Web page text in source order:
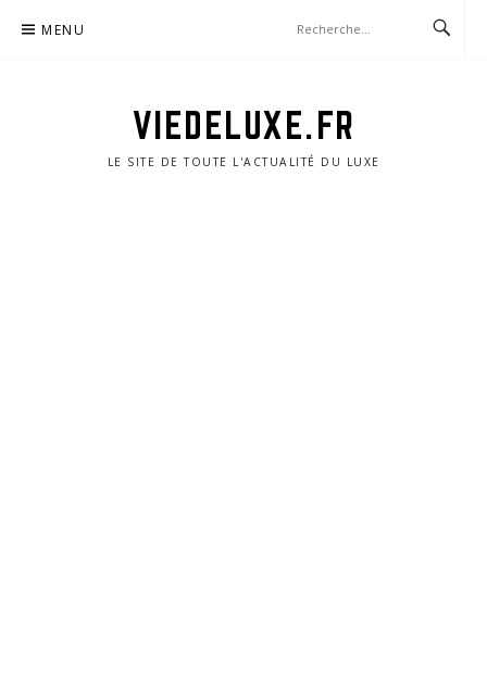
MENU
VIEDELUXE.FR
LE SITE DE TOUTE L'ACTUALITÉ DU LUXE